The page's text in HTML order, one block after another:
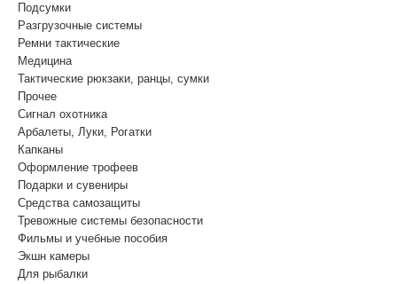
Подсумки
Разгрузочные системы
Ремни тактические
Медицина
Тактические рюкзаки, ранцы, сумки
Прочее
Сигнал охотника
Арбалеты, Луки, Рогатки
Капканы
Оформление трофеев
Подарки и сувениры
Средства самозащиты
Тревожные системы безопасности
Фильмы и учебные пособия
Экшн камеры
Для рыбалки